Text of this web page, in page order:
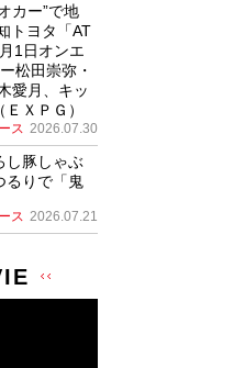
カー”で地
トヨタ「AT
1日オンエ
松田崇弥・
愛月、キッ
ＸＰＧ）
ス 2026.07.30
し豚しゃぶ
るりで「鬼
ス 2026.07.21